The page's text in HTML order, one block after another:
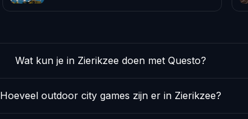
Wat kun je in Zierikzee doen met Questo?
Hoeveel outdoor city games zijn er in Zierikzee?